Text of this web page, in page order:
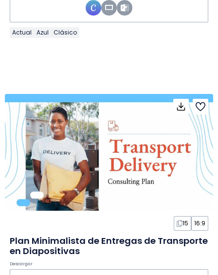
Actual Azul Clásico
15 16:9
Plan Minimalista de Entregas de Transporte
en Diapositivas
Descargar